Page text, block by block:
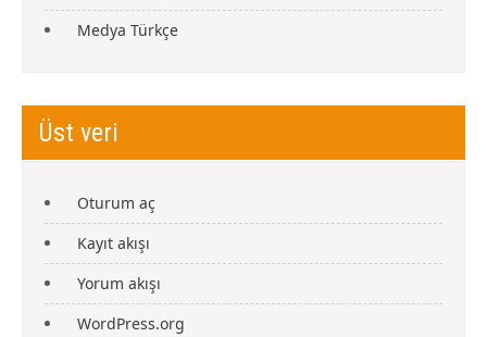
Medya Türkçe
Üst veri
Oturum aç
Kayıt akışı
Yorum akışı
WordPress.org